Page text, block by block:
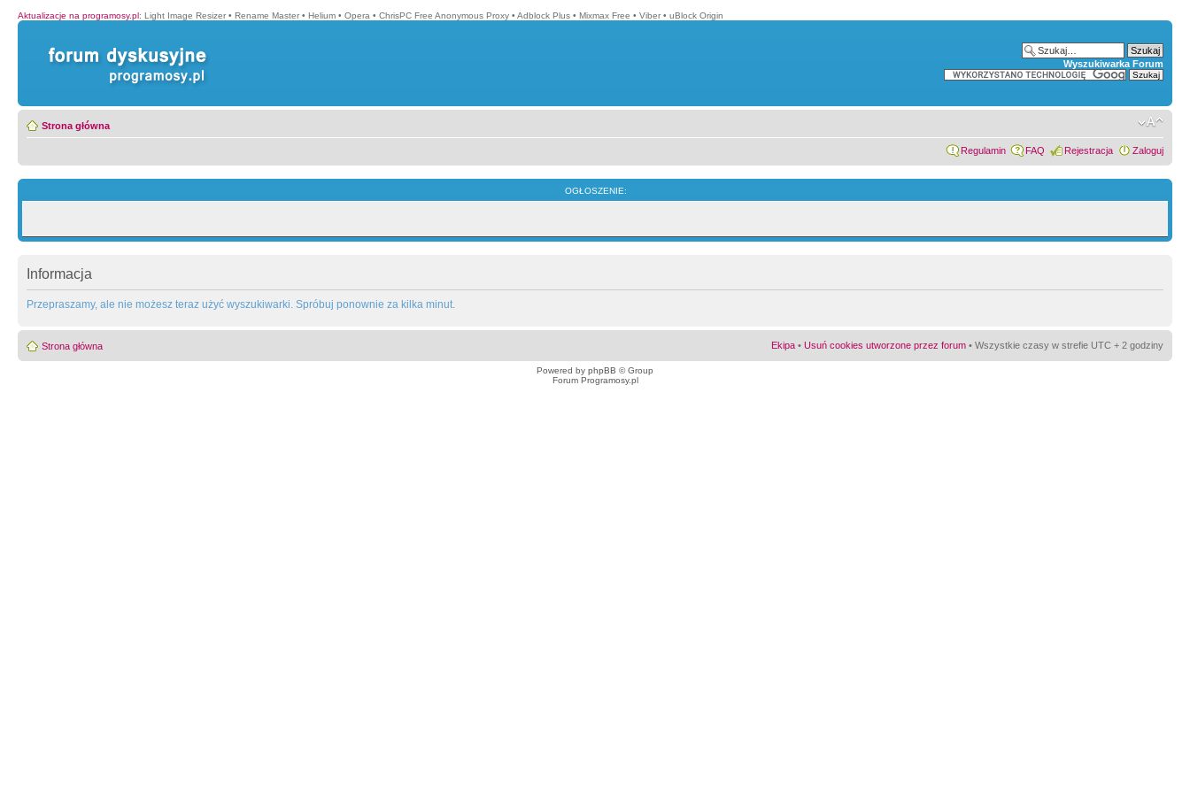
Aktualizacje na programosy.pl: Light Image Resizer • Rename Master • Helium • Opera • ChrisPC Free Anonymous Proxy • Adblock Plus • Mixmax Free • Viber • uBlock Origin
Wyszukiwarka Forum
Strona główna
Regulamin FAQ Rejestracja Zaloguj
OGŁOSZENIE:
Informacja
Przepraszamy, ale nie możesz teraz użyć wyszukiwarki. Spróbuj ponownie za kilka minut.
Strona główna Ekipa • Usuń cookies utworzone przez forum • Wszystkie czasy w strefie UTC + 2 godziny
Powered by phpBB © Group
Forum Programosy.pl